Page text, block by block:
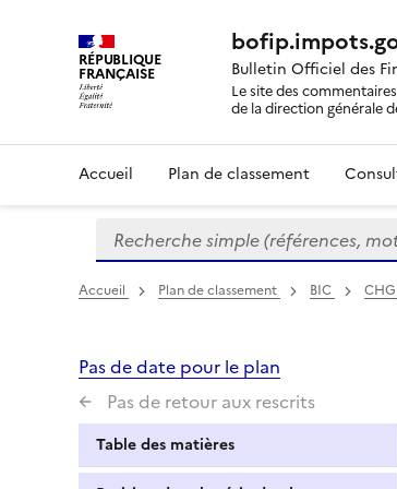
RÉPUBLIQUE
FRANÇAISE Bulletin Officiel des
Le site des
de la direction générale
Accueil Plan de classement
Formulaire
de
recherche
Recherche simple (références,
Accueil Plan de classement BIC CHG
Pas de date pour le plan
Pas de retour aux rescrits
Table des matières